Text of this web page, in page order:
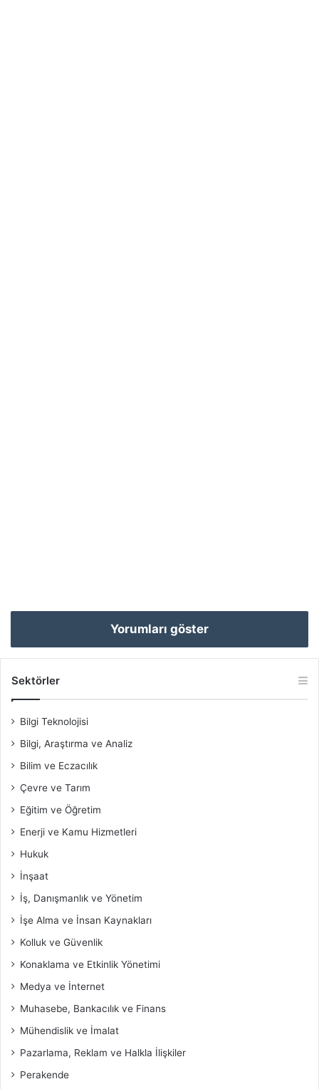
Yorumları göster
Sektörler
Bilgi Teknolojisi
Bilgi, Araştırma ve Analiz
Bilim ve Eczacılık
Çevre ve Tarım
Eğitim ve Öğretim
Enerji ve Kamu Hizmetleri
Hukuk
İnşaat
İş, Danışmanlık ve Yönetim
İşe Alma ve İnsan Kaynakları
Kolluk ve Güvenlik
Konaklama ve Etkinlik Yönetimi
Medya ve İnternet
Muhasebe, Bankacılık ve Finans
Mühendislik ve İmalat
Pazarlama, Reklam ve Halkla İlişkiler
Perakende